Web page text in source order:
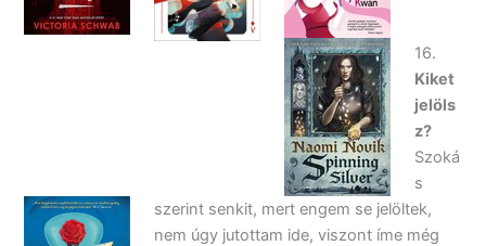
16.
Kiket
jelöls
z?
Szoká
s
szerint senkit, mert engem se jelöltek,
nem úgy jutottam ide, viszont íme még